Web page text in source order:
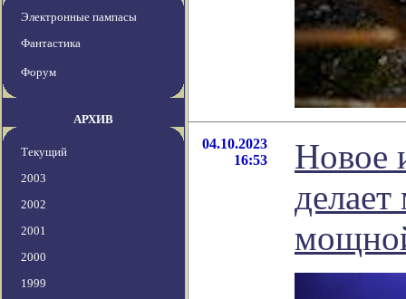
Электронные пампасы
Фантастика
Форум
АРХИВ
Текущий
2003
2002
2001
2000
1999
04.10.2023
16:53
Новое